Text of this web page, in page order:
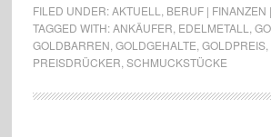
FILED UNDER:AKTUELL
BERUF | FINANZEN
TAGGED WITH:ANKÄUFER EDELMETALL
GOLDBARREN GOLDGEHALTE GOLDPREIS,
PREISDRÜCKER SCHMUCKSTÜCKE